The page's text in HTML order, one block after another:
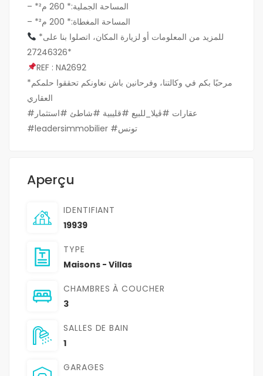
– *المساحة الجملية:* 260 م²
– *المساحة المغطاة:* 200 م²
*للمزيد من المعلومات أو لزيارة المكان، اتصلوا بنا على
27246326*
REF : NA2692
*مرحبًا بكم في وكالتنا، وفرحانين باش نعاونكم تحققوا حلمكم
العقاري
#عقارات #ڤيلا_للبيع #قليبية #شاطئ #استثمار
#leadersimmobilier #تونس
Aperçu
IDENTIFIANT
19939
TYPE
Maisons - Villas
CHAMBRES À COUCHER
3
SALLES DE BAIN
1
GARAGES